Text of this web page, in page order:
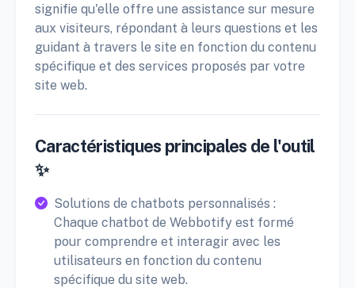
signifie qu'elle offre une assistance sur mesure
aux visiteurs, répondant à leurs questions et les
guidant à travers le site en fonction du contenu
spécifique et des services proposés par votre
site web.
Caractéristiques principales de l'outil
✨
Solutions de chatbots personnalisés :
Chaque chatbot de Webbotify est formé
pour comprendre et interagir avec les
utilisateurs en fonction du contenu
spécifique du site web.